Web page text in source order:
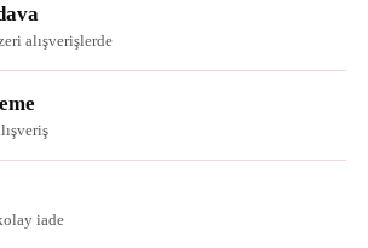
alışverişlerde
iade